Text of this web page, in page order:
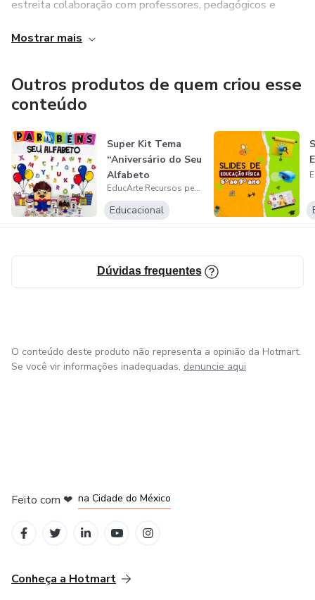
estreita colaboração com professores, pedagógicos e
recursos sejam não apenas atraentes, mas também
Mostrar mais
Outros produtos de quem criou esse
conteúdo
Super Kit Tema
“Aniversário do Seu
Alfabeto
EducArte Recursos pedagógicos
Educacional
Dúvidas frequentes
O conteúdo deste produto não representa a opinião da Hotmart.
Se você vir informações inadequadas, denuncie aqui
Feito com ❤ na Cidade do México
Conheça a Hotmart